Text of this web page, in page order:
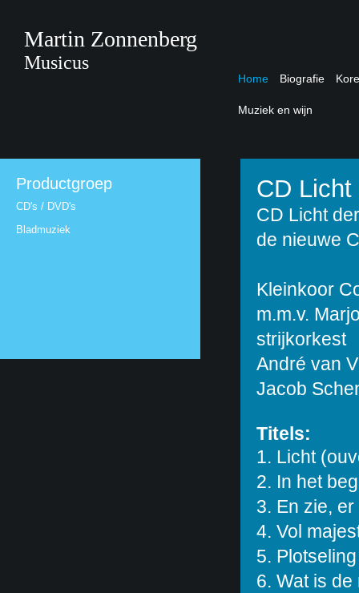
Martin Zonnenberg
Musicus
Home Biografie
Muziek en wijn
Productgroep
CD's / DVD's
Bladmuziek
CD Licht
CD Licht
de nieuwe
Kleinkoor
m.m.v.
strijkorkest
André van
Jacob
Titels:
1. Licht
2. In het
3. En zie,
4. Vol
5.
6. Wat is